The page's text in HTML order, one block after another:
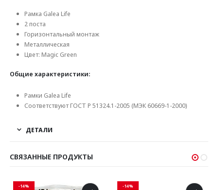
Рамка Galea Life
2 поста
Горизонтальный монтаж
Металлическая
Цвет: Magic Green
Общие характеристики:
Рамки Galea Life
Соответствуют ГОСТ Р 51324.1-2005 (МЭК 60669-1-2000)
ДЕТАЛИ
СВЯЗАННЫЕ ПРОДУКТЫ
-14% -14%